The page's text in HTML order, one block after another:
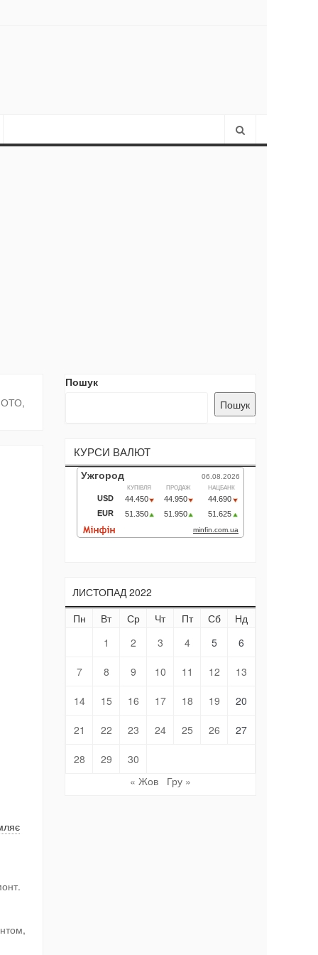
Пошук
Пошук
КУРСИ ВАЛЮТ
ЛИСТОПАД 2022
Пн
Вт Ср Чт Пт Сб
Нд
1
2 3 4 5 6
7 8 9 10 11 12 13
14 15 16 17 18 19 20
21 22 23 24 25 26 27
28 29
30
« Жов
Гру »